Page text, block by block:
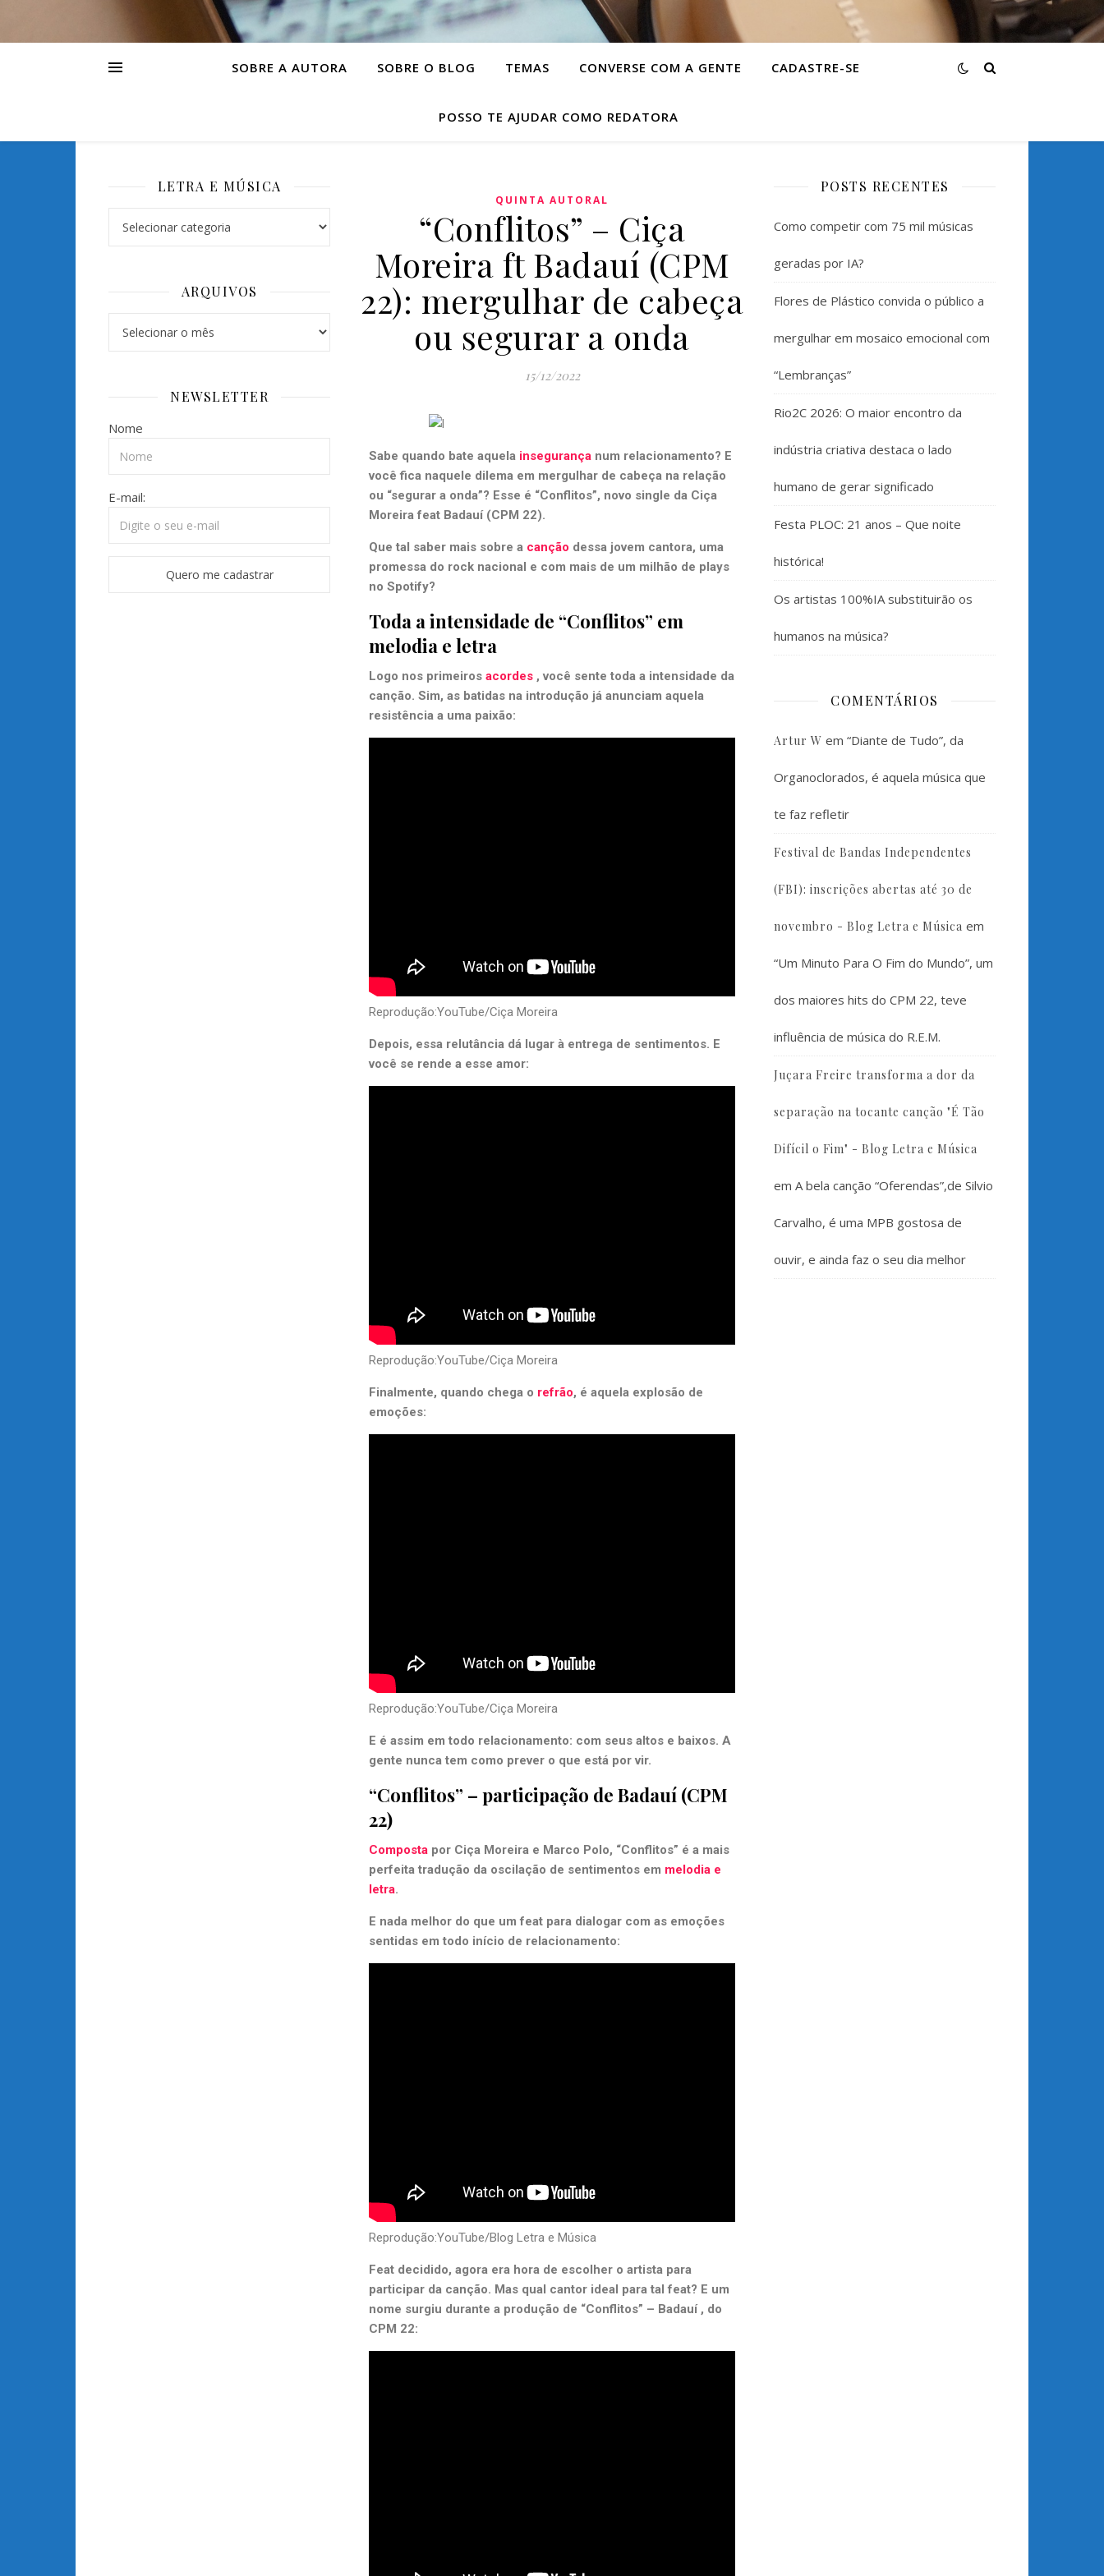
SOBRE A AUTORA SOBRE O BLOG TEMAS CONVERSE COM A GENTE CADASTRE-SE
POSSO TE AJUDAR COMO REDATORA
LETRA E MÚSICA
ARQUIVOS
NEWSLETTER
Nome
E-mail:
QUINTA AUTORAL
“Conflitos” – Ciça
Moreira ft Badauí (CPM
22): mergulhar de cabeça
ou segurar a onda
15/12/2022
Sabe quando bate aquela insegurança num relacionamento? E
você fica naquele dilema em mergulhar de cabeça na relação
ou “segurar a onda”? Esse é “Conflitos”, novo single da Ciça
Moreira feat Badauí (CPM 22).
Que tal saber mais sobre a canção dessa jovem cantora, uma
promessa do rock nacional e com mais de um milhão de plays
no Spotify?
Toda a intensidade de “Conflitos” em
melodia e letra
Logo nos primeiros acordes , você sente toda a intensidade da
canção. Sim, as batidas na introdução já anunciam aquela
resistência a uma paixão:
Reprodução:YouTube/Ciça Moreira
Depois, essa relutância dá lugar à entrega de sentimentos. E
você se rende a esse amor:
Reprodução:YouTube/Ciça Moreira
Finalmente, quando chega o refrão, é aquela explosão de
emoções:
Reprodução:YouTube/Ciça Moreira
E é assim em todo relacionamento: com seus altos e baixos. A
gente nunca tem como prever o que está por vir.
“Conflitos” – participação de Badauí (CPM
22)
Composta por Ciça Moreira e Marco Polo, “Conflitos” é a mais
perfeita tradução da oscilação de sentimentos em melodia e
letra.
E nada melhor do que um feat para dialogar com as emoções
sentidas em todo início de relacionamento:
Reprodução:YouTube/Blog Letra e Música
Feat decidido, agora era hora de escolher o artista para
participar da canção. Mas qual cantor ideal para tal feat? E um
nome surgiu durante a produção de “Conflitos” – Badauí , do
CPM 22:
POSTS RECENTES
Como competir com 75 mil músicas
geradas por IA?
Flores de Plástico convida o público a
mergulhar em mosaico emocional com
“Lembranças”
Rio2C 2026: O maior encontro da
indústria criativa destaca o lado
humano de gerar significado
Festa PLOC: 21 anos – Que noite
histórica!
Os artistas 100%IA substituirão os
humanos na música?
COMENTÁRIOS
Artur W em “Diante de Tudo”, da
Organoclorados, é aquela música que
te faz refletir
Festival de Bandas Independentes
(FBI): inscrições abertas até 30 de
novembro - Blog Letra e Música em
“Um Minuto Para O Fim do Mundo”, um
dos maiores hits do CPM 22, teve
influência de música do R.E.M.
Juçara Freire transforma a dor da
separação na tocante canção "É Tão
Difícil o Fim" - Blog Letra e Música
em A bela canção “Oferendas”,de Silvio
Carvalho, é uma MPB gostosa de
ouvir, e ainda faz o seu dia melhor